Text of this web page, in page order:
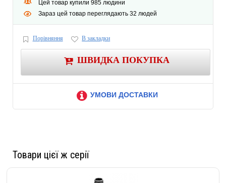
Цей товар купили 985 людини
Зараз цей товар переглядають 32 людей
Порівняння В закладки
ШВИДКА ПОКУПКА
УМОВИ ДОСТАВКИ
Товари цієї ж серії